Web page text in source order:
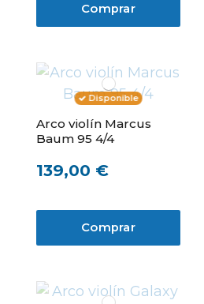
Comprar
Disponible
Arco violín Marcus
Baum 95 4/4
139,00 €
Comprar